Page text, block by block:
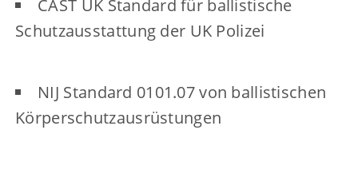
CAST UK Standard für ballistische
Schutzausstattung der UK Polizei
NIJ Standard 0101.07 von ballistischen
Körperschutzausrüstungen